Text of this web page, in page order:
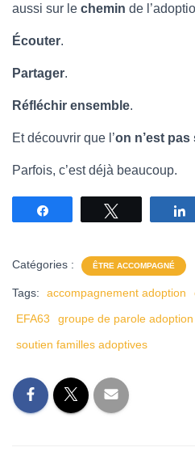
aussi sur le chemin de
Écouter.
Partager.
Réfléchir ensemble.
Et découvrir que l’on n’est pas
Parfois, c’est déjà beaucoup.
Catégories : ÊTRE ACCOMPAGNÉ
Tags: accompagnement adoption
EFA63
groupe de parole adoption
soutien familles adoptives